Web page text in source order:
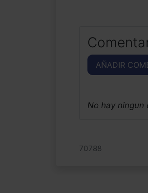
AÑADIR
No hay ningun
70788